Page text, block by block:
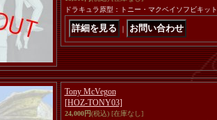
ドラキュラ原型：トニー・マクベイソフビキッ
｜
Tony McVegon
[HOZ-TONY03]
24,000円(税込) [在庫なし]